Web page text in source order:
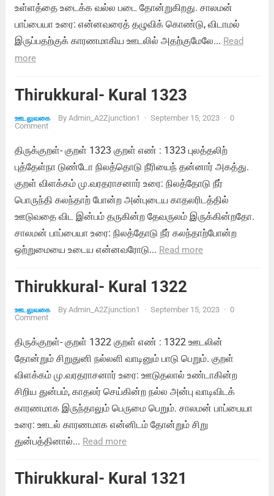
உள்ளத்தை உடைக்க வல்ல படை தோன்றுகிறது. சாலமன்
பாப்பையா உரை: என்னவரைத் தழுவிக் கொண்டு, விடாமல்
இருப்பதற்குக் காரணமாகிய ஊடலில் அதற்குமேலே... Read
more
Thirukkural- Kural 1323
ஊடலுவகை By Admin_A2Zjunction1 · September 15, 2023 · 0
Comment
திருக்குறள்- குறள் 1323 குறள் எண் : 1323 புலத்தலிற்
புத்தேள்நா டுண்டோ நிலத்தொடு நீரியைந் தன்னார் அகத்து.
குறள் விளக்கம் மு.வரதராசனார் உரை: நிலத்தோடு நீர்
பொருந்தி கலந்தாற் போன்ற அன்புடைய காதலரிடத்தில்
ஊடுவதை விட இன்பம் தருகின்ற தேவருலம் இருக்கின்றதோ.
சாலமன் பாப்பையா உரை: நிலத்தோடு நீர் கலந்தாற்போன்ற
ஒற்றுமையை உடைய என்னவரோடு... Read more
Thirukkural- Kural 1322
ஊடலுவகை By Admin_A2Zjunction1 · September 15, 2023 · 0
Comment
திருக்குறள்- குறள் 1322 குறள் எண் : 1322 ஊடலின்
தோன்றும் சிறுதுனி நல்லளி வாடினும் பாடு பெறும். குறள்
விளக்கம் மு.வரதராசனார் உரை: ஊடுதலால் உண்டாகின்ற
சிறிய துன்பம், காதலர் செய்கின்ற நல்ல அன்பு வாடிவிடக்
காரணமாக இருந்தாலும் பெருமை பெறும். சாலமன் பாப்பையா
உரை: ஊடல் காரணமாக என்னிடம் தோன்றும் சிறு
துன்பத்தினால்... Read more
Thirukkural- Kural 1321